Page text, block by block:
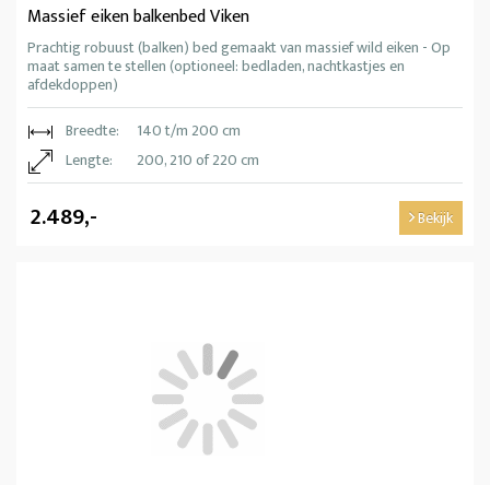
Massief eiken balkenbed Viken
Prachtig robuust (balken) bed gemaakt van massief wild eiken - Op
maat samen te stellen (optioneel: bedladen, nachtkastjes en
afdekdoppen)
Breedte:
140 t/m 200 cm
Lengte:
200, 210 of 220 cm
2.489,- Bekijk